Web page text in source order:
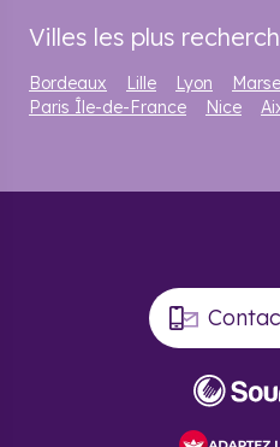
Villes les plus
Bordeaux Lille Lyon
Paris Île-de-France
Nice